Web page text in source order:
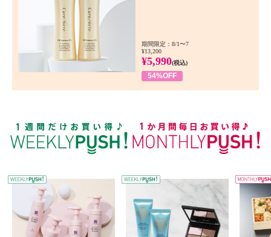
期間限定：8/1〜7
¥13,200
¥5,990(税込)
54%OFF
WEEKLY PUSH